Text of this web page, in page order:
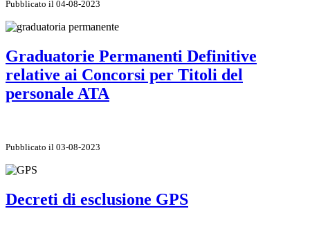
Pubblicato il 04-08-2023
Graduatorie Permanenti Definitive
relative ai Concorsi per Titoli del
personale ATA
Pubblicato il 03-08-2023
Decreti di esclusione GPS